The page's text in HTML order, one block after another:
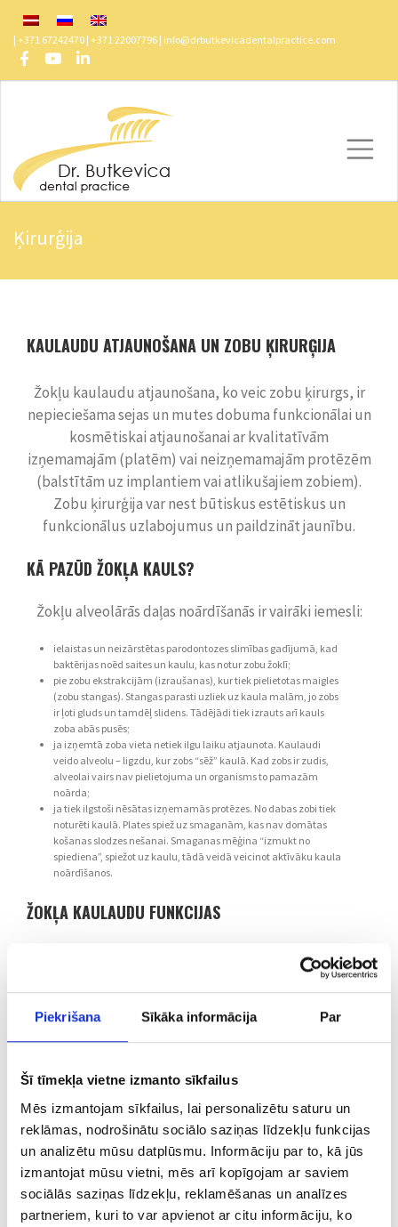
Piekrišana Sīkāka informācija Par
Šī tīmekļa vietne izmanto sīkfailus
Mēs izmantojam sīkfailus, lai personalizētu saturu un
reklāmas, nodrošinātu sociālo saziņas līdzekļu funkcijas
un analizētu mūsu datplūsmu. Informāciju par to, kā jūs
izmantojat mūsu vietni, mēs arī kopīgojam ar saviem
sociālās saziņas līdzekļu, reklamēšanas un analīzes
partneriem, kuri to var apvienot ar citu informāciju, ko
| +371 67242470 | +371 22007796 | info@drbutkevicadentalpractice.com
Ķirurģija
KAULAUDU ATJAUNOŠANA UN ZOBU ĶIRURĢIJA
Žokļu kaulaudu atjaunošana, ko veic zobu ķirurgs, ir
nepieciešama sejas un mutes dobuma funkcionālai un
kosmētiskai atjaunošanai ar kvalitatīvām
izņemamajām (platēm) vai neizņemamajām protēzēm
(balstītām uz implantiem vai atlikušajiem zobiem).
Zobu ķirurģijavar nest būtiskus estētiskus un
funkcionālus uzlabojumus un paildzināt jaunību.
KĀ PAZŪD ŽOKĻA KAULS?
Žokļu alveolārās daļas noārdīšanās ir vairāki iemesli:
ielaistas un neizārstētas parodontozes slimības gadījumā, kad
baktērijas noēd saites un kaulu, kas notur zobu žoklī;
pie zobu ekstrakcijām (izraušanas), kur tiek pielietotas maigles
(zobu stangas). Stangas parasti uzliek uz kaula malām, jo zobs
ir ļoti gluds un tamdēļ slidens. Tādējādi tiek izrauts arī kauls
zoba abās pusēs;
ja izņemtā zoba vieta netiek ilgu laiku atjaunota. Kaulaudi
veido alveolu – ligzdu, kur zobs “sēž” kaulā. Kad zobs ir zudis,
alveolai vairs nav pielietojuma un organisms to pamazām
noārda;
ja tiek ilgstoši nēsātas izņemamās protēzes. No dabas zobi tiek
noturēti kaulā. Plates spiež uz smaganām, kas nav domātas
košanas slodzes nešanai. Smaganas mēģina “izmukt no
spiediena”, spiežot uz kaulu, tādā veidā veicinot aktīvāku kaula
noārdīšanos.
ŽOKĻA KAULAUDU FUNKCIJAS
(vieta, kur aizķerties aiz žokļa vai arī uz
implantiem balstītām platēm, kad implants notur plati stabili
vietā) un līdz ar to stabilitāte. Tas ir jo sevišķi nepieciešami
apakšžokļa platēm. Gadījumā, ja apakšžokļa kauls ir pilnībā
noārdījies, platei nav pie kā turēties un tā kustas visos virzienos.
Vēl jo vairāk šo kustību pastiprina mēles, vaigu un lūpu saites, ko
smaidot.Zobu ķirurgsiesaka plati balstīt uz kaulā ievietotiem 2
implantiem. Tāpat ir svarīgi zināt, ka šo implantu ievietošanai
nav vecuma ierobežojumu.
Lai balstītu neizņemamās protēzes, kuru pamatu veido
implanti un esošie zobi
, jo implants ir mākslīga zoba sakne. Tā
noturēs zoba kroni (redzamo zoba daļu) gan miera stāvoklī, gan
pie košanas slodzes. Tas ir arī neatsverams atspaids
pārliecinošam smaidam, kas var nākt atklāti no visas sirds.